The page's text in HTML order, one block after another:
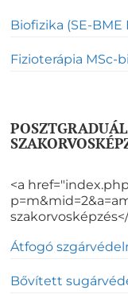
Biofizika (SE-
Fizioterápia MSc-
<a
Átfogó
Bővített